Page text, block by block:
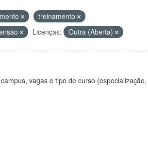
treinamento
Licenças: Outra (Aberta)
vagas e tipo de curso